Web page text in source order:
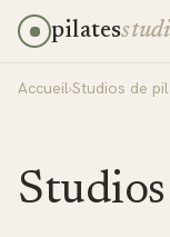
pilates
Accueil›Studios de